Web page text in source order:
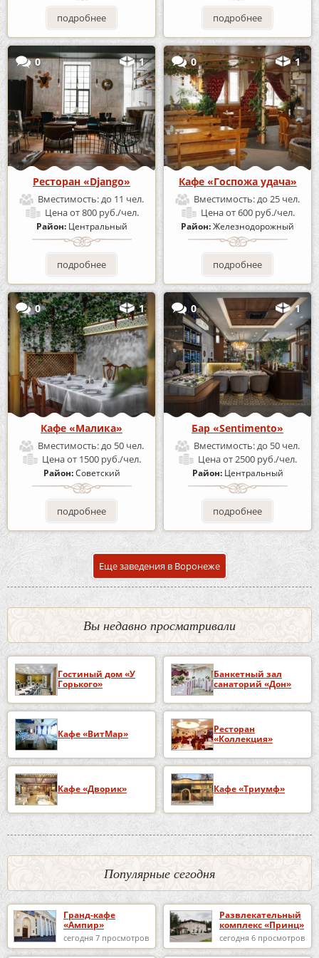
подробнее подробнее
0 1
Ресторан «Django»
Вместимость:до 11 чел.
Ценаот 800 руб./чел.
Район: Центральный
подробнее
0 1
Кафе «Госпожа удача»
Вместимость:до 25 чел.
Ценаот 600 руб./чел.
Район:Железнодорожный
подробнее
0 1
Кафе «Малика»
Вместимость:до 50 чел.
Ценаот 1500 руб./чел.
Район:Советский
подробнее
0 1
Бар «Sentimento»
Вместимость:до 50 чел.
Ценаот 2500 руб./чел.
Район: Центральный
подробнее
Еще заведения в Воронеже
Вы недавно просматривали
Гостиный дом «У
Горького»
Банкетный зал
санаторий «Дон»
Кафе «ВитМар»
Ресторан
«Коллекция»
Кафе «Дворик» Кафе «Триумф»
Популярные сегодня
Гранд-кафе
«Ампир»
сегодня 7 просмотров
Развлекательный
комплекс «Принц»
сегодня 6 просмотров